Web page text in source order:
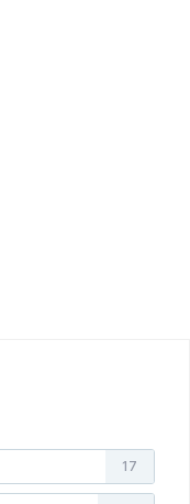
17